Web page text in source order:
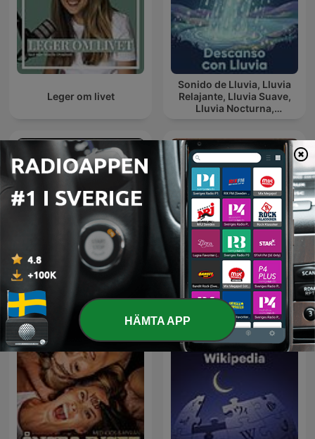
Leger om livet
Sonido de Lluvia, Lluvia
Relajante, Lluvia Suave,
Lluvia Nocturna,
The Mel Robbins Podcast Ett medvetet sinne
HÄMTA APP